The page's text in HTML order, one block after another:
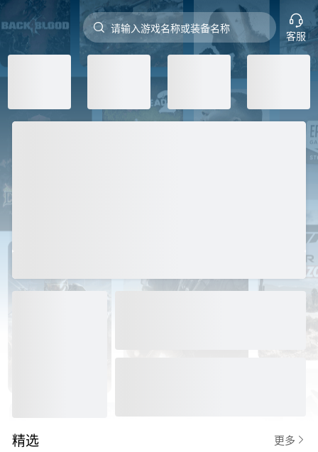
 请输入游戏名称或装备名称 
客服
精选 更多 